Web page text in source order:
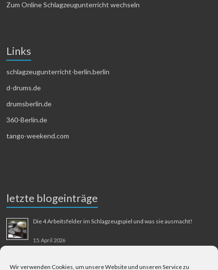
Wir verwenden Cookies, um unsere Website und unseren Service zu
Zum Online Schlagzeugunterricht wechseln
Links
schlagzeugunterricht-berlin.berlin
d-drums.de
drumsberlin.de
360-Berlin.de
tango-weekend.com
letzte blogeinträge
Die 4 Arbeitsfelder im Schlagzeugspiel und was sie ausmacht!
15. April 2026